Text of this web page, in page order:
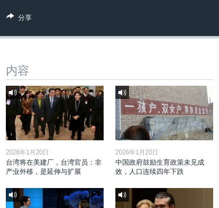
GEN Z 看美国
分享
内容
2026年1月20日
台湾将在美建厂，台湾官员：非
产业外移，是延伸与扩展
2026年1月20日
中国政府鼓励生育政策未见成
效，人口连续四年下跌